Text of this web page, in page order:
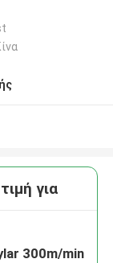
για
300m/min